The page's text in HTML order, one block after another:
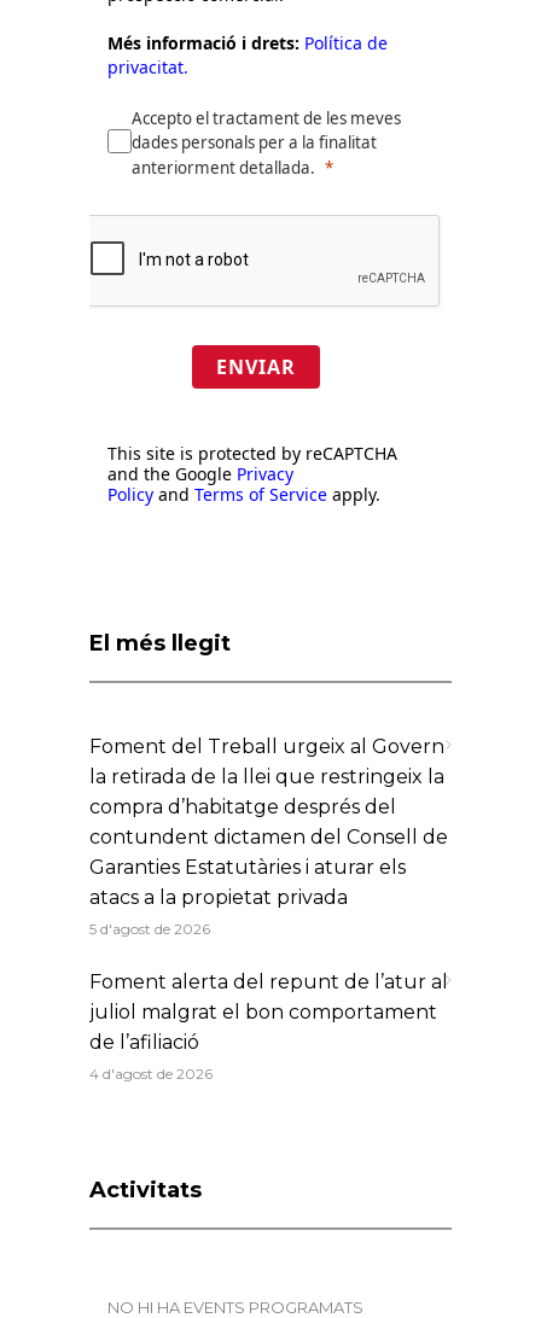
Més informació i drets: Política de
privacitat.
Accepto el tractament de les meves
dades personals per a la finalitat
anteriorment detallada.
ENVIAR
This site is protected by reCAPTCHA
and the Google Privacy
Policy and Terms of Service apply.
El més llegit
Foment del Treball urgeix al Govern
la retirada de la llei que restringeix la
compra d’habitatge després del
contundent dictamen del Consell de
Garanties Estatutàries i aturar els
atacs a la propietat privada
5 d'agost de 2026
Foment alerta del repunt de l’atur al
juliol malgrat el bon comportament
de l’afiliació
4 d'agost de 2026
Activitats
NO HI HA EVENTS PROGRAMATS